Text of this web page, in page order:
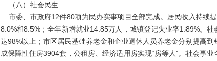
（八）社会民生
市委、市政府12件80项为民办实事项目全部完成。居民收入持续
8.0%和8.5%；全年新增就业14.85万人，城镇登记失业率1.89%。
达98%以上；市区居民基础养老金和企业退休人员养老金分别提高
成保障性住房3904套，公租房、经济适用房实现“房等人”。社会事